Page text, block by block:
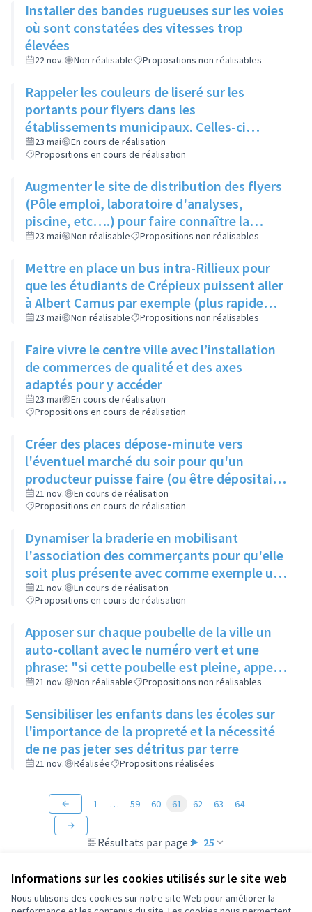
Informations sur les cookies utilisés sur le site web
Nous utilisons des cookies sur notre site Web pour améliorer la
Installer des bandes rugueuses sur les voies
où sont constatées des vitesses trop
élevées
22 nov. Non réalisable Propositions non réalisables
Rappeler les couleurs de liseré sur les
portants pour flyers dans les
établissements municipaux. Celles-ci
seraient également rappelées sur le site de
la saison culturelle
23 mai
En cours de réalisation
Propositions en cours de réalisation
Augmenter le site de distribution des flyers
(Pôle emploi, laboratoire d'analyses,
piscine, etc….) pour faire connaître la
saison culturelle
23 mai Non réalisable Propositions non réalisables
Mettre en place un bus intra-Rillieux pour
que les étudiants de Crépieux puissent aller
à Albert Camus par exemple (plus rapide
d'aller sur Lyon)
23 mai Non réalisable Propositions non réalisables
Faire vivre le centre ville avec l’installation
de commerces de qualité et des axes
adaptés pour y accéder
23 mai
En cours de réalisation
Propositions en cours de réalisation
Créer des places dépose-minute vers
l'éventuel marché du soir pour qu'un
producteur puisse faire (ou être dépositaire)
de paniers fraîcheurs
21 nov.
En cours de réalisation
Propositions en cours de réalisation
Dynamiser la braderie en mobilisant
l'association des commerçants pour qu'elle
soit plus présente avec comme exemple un
coiffeur qui ferait des coupes de cheveux
dans la rue
21 nov.
En cours de réalisation
Propositions en cours de réalisation
Apposer sur chaque poubelle de la ville un
auto-collant avec le numéro vert et une
phrase: "si cette poubelle est pleine, appeler
le...." permettant à chaque habitant de
21 nov. Non réalisable Propositions non réalisables
Sensibiliser les enfants dans les écoles sur
l'importance de la propreté et la nécessité
de ne pas jeter ses détritus par terre
21 nov. Réalisée Propositions réalisées
Résultats par page : 25
1 … 59 60 61 62 63 64